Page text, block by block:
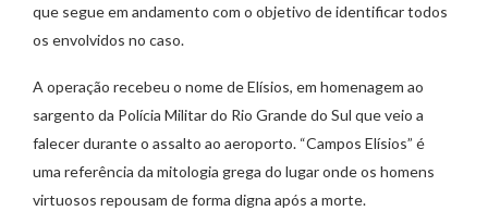
que segue em andamento com o objetivo de identificar todos
os envolvidos no caso.
A operação recebeu o nome de Elísios, em homenagem ao
sargento da Polícia Militar do Rio Grande do Sul que veio a
falecer durante o assalto ao aeroporto. “Campos Elísios” é
uma referência da mitologia grega do lugar onde os homens
virtuosos repousam de forma digna após a morte.